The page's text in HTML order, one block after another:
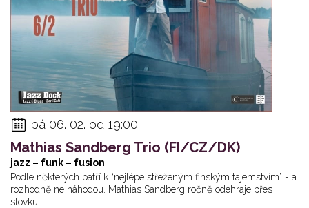
pá 06. 02. od 19:00
Mathias Sandberg Trio (FI/CZ/DK)
jazz – funk – fusion
Podle některých patří k “nejlépe střeženým finským tajemstvím” - a
rozhodně ne náhodou. Mathias Sandberg ročně odehraje přes
stovku... ...